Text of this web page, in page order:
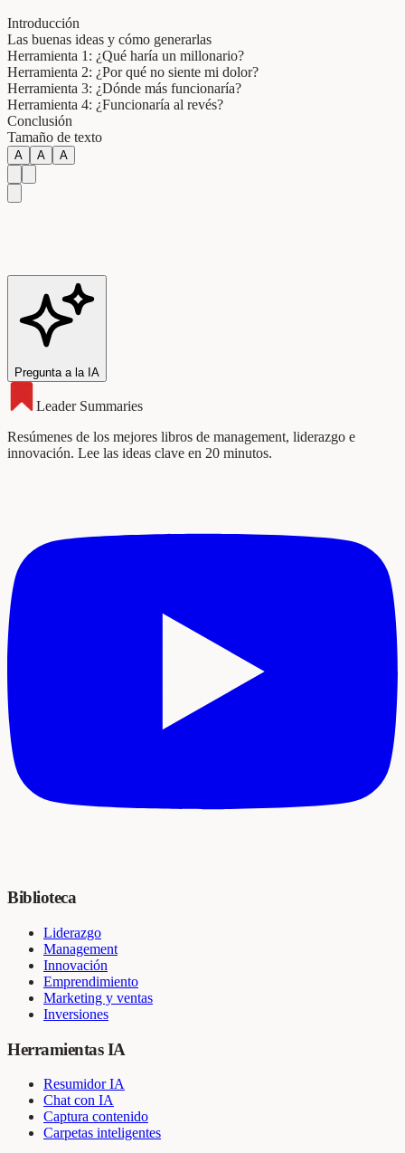
Introducción
Las buenas ideas y cómo generarlas
Herramienta 1: ¿Qué haría un millonario?
Herramienta 2: ¿Por qué no siente mi dolor?
Herramienta 3: ¿Dónde más funcionaría?
Herramienta 4: ¿Funcionaría al revés?
Conclusión
Tamaño de texto
A A A
Pregunta a la IA
Leader Summaries
Resúmenes de los mejores libros de management, liderazgo e
innovación. Lee las ideas clave en 20 minutos.
Biblioteca
Liderazgo
Management
Innovación
Emprendimiento
Marketing y ventas
Inversiones
Herramientas IA
Resumidor IA
Chat con IA
Captura contenido
Carpetas inteligentes